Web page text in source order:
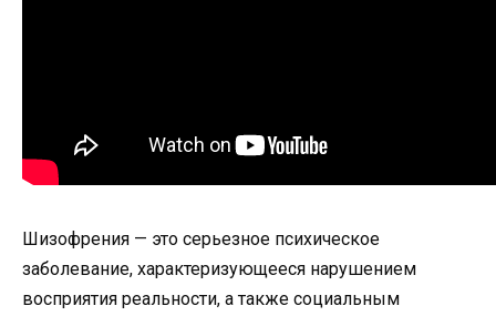
Шизофрения — это серьезное психическое
заболевание, характеризующееся нарушением
восприятия реальности, а также социальным